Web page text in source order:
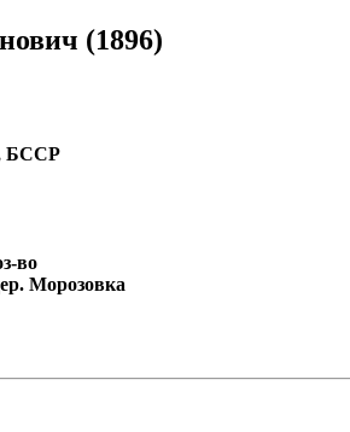
(1896)
БССР
во
Морозовка